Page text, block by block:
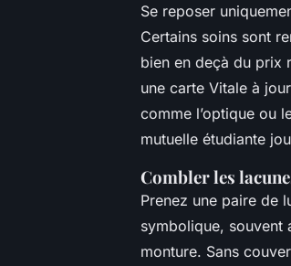
Se reposer
Certains soins sont
bien en deçà du prix
une carte Vitale à
comme l’optique ou
mutuelle étudiante
Combler les
Prenez une paire de
symbolique, souvent
monture. Sans